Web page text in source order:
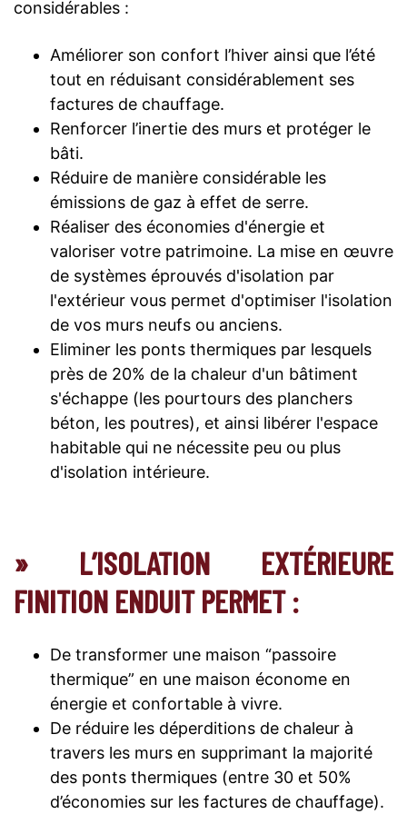
considérables :
Améliorer son confort l’hiver ainsi que l’été
tout en réduisant considérablement ses
factures de chauffage.
Renforcer l’inertie des murs et protéger le
bâti.
Réduire de manière considérable les
émissions de gaz à effet de serre.
Réaliser des économies d'énergie et
valoriser votre patrimoine. La mise en œuvre
de systèmes éprouvés d'isolation par
l'extérieur vous permet d'optimiser l'isolation
de vos murs neufs ou anciens.
Eliminer les ponts thermiques par lesquels
près de 20% de la chaleur d'un bâtiment
s'échappe (les pourtours des planchers
béton, les poutres), et ainsi libérer l'espace
habitable qui ne nécessite peu ou plus
d'isolation intérieure.
» L’ISOLATION EXTÉRIEURE
FINITION ENDUIT PERMET :
De transformer une maison “passoire
thermique” en une maison économe en
énergie et confortable à vivre.
De réduire les déperditions de chaleur à
travers les murs en supprimant la majorité
des ponts thermiques (entre 30 et 50%
d’économies sur les factures de chauffage).